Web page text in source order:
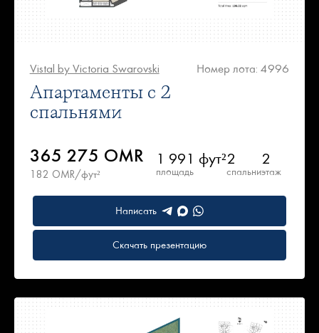
Vistal by Victoria Swarovski Номер лота: 4996
Апартаменты с 2
спальнями
365 275 OMR
182 OMR/фут²
1 991 фут²
площадь
2
спальни
2
этаж
Написать
Скачать презентацию